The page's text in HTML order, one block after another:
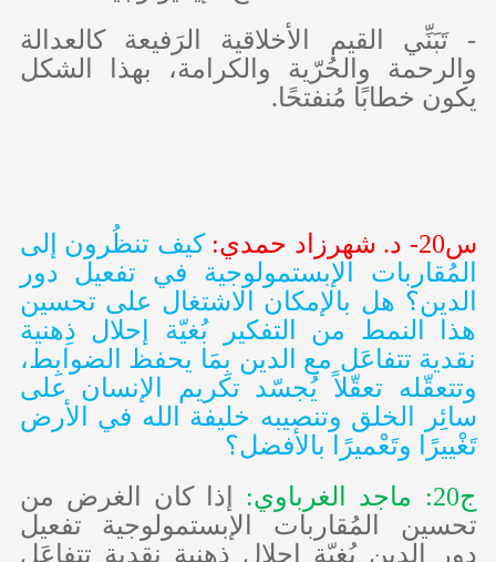
- تَبَنِّي القيم الأخلاقية الرَفيعة كالعدالة
والرحمة والحُرّية والكرامة، بهذا الشكل
يكون خطابًا مُنفتحًا.
س20- د. شهرزاد حمدي:
كيف تنظُرون إلى
المُقاربات الإبستمولوجية في تفعيل دور
الدين؟ هل بالإمكان الاشتغال على تحسين
هذا النمط من التفكير بُغيّة إحلال ذِهنية
نقدية تتفاعَل مع الدين بِمَا يحفظ الضوابِط،
وتتعقّله تعقّلاً يُجسّد تكريم الإنسان على
سائِر الخلق وتنصيبه خليفة الله في الأرض
تَغْييرًا وتَعْميرًا بالأفضل؟
ج20: ماجد الغرباوي:
إذا كان الغرض من
تحسين المُقاربات الإبستمولوجية تفعيل
دور الدين بُغيّة إحلال ذِهنية نقدية تتفاعَل